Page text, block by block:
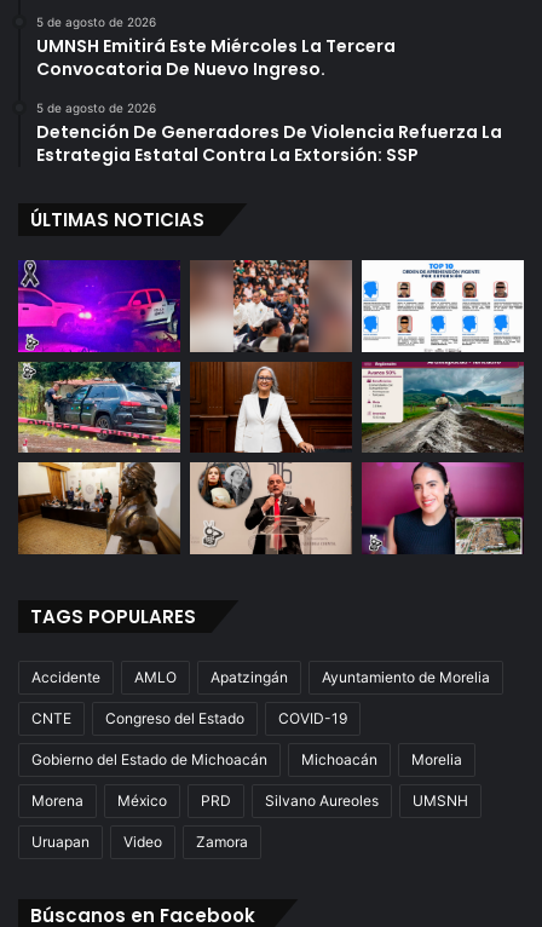
5 de agosto de 2026
UMNSH Emitirá Este Miércoles La Tercera
Convocatoria De Nuevo Ingreso.
5 de agosto de 2026
Detención De Generadores De Violencia Refuerza La
Estrategia Estatal Contra La Extorsión: SSP
ÚLTIMAS NOTICIAS
TAGS POPULARES
Accidente AMLO Apatzingán Ayuntamiento de Morelia
CNTE Congreso del Estado COVID-19
Gobierno del Estado de Michoacán Michoacán Morelia
Morena México PRD Silvano Aureoles UMSNH
Uruapan Video Zamora
Búscanos en Facebook